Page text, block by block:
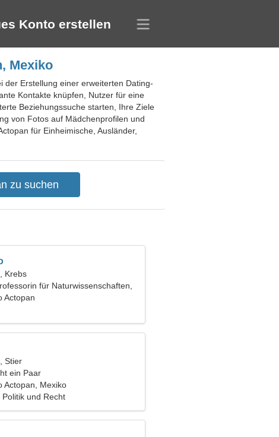
Konto erstellen
Mexiko
der Erstellung einer erweiterten Dating-
Kontakte knüpfen, Nutzer für eine
Beziehungssuche starten, Ihre Ziele
von Fotos auf Mädchenprofilen und
für Einheimische, Ausländer,
Krebs
für Naturwissenschaften,
eine sensible Frau
Actopan
Stier
ein Paar
Actopan, Mexiko
Politik und Recht